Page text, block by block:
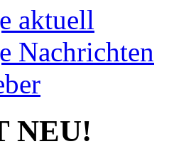
aktuell
Nachrichten
NEU!